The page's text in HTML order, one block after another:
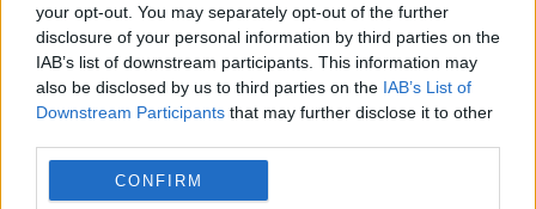
your opt-out. You may separately opt-out of the further
disclosure of your personal information by third parties on the
IAB’s list of downstream participants. This information may
also be disclosed by us to third parties on the IAB’s List of
Downstream Participants that may further disclose it to other
CONFIRM
SOCIAL